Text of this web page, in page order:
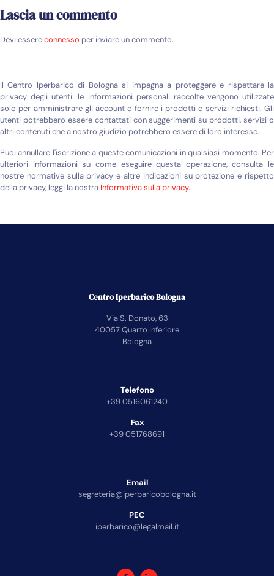
Lascia un commento
Devi essereconnesso per inviare un commento.
Il Centro Iperbarico di Bologna si impegna a proteggere e rispettare la
privacy degli utenti: le informazioni personali raccolte vengono utilizzate
solo per amministrare gli account e fornire i prodotti e servizi richiesti. Gli
utenti potrebbero essere contattati con suggerimenti su prodotti, servizi o
altri contenuti che a nostro giudizio potrebbero essere di loro interesse.
Puoi annullare l'iscrizione a queste comunicazioni in qualsiasi momento. Per
ulteriori informazioni su come eseguire questa operazione, consulta le
nostre normative sulla privacy e altre indicazioni su protezione e rispetto
della privacy, leggi la nostra Informativa sulla privacy.
Centro Iperbarico Bologna
Via S. Donato, 63
40057 Quarto Inferiore
Bologna
Telefono
+39 0516061240
Fax
+39 051768691
Email
segreteria@iperbaricobologna.it
PEC
iperbarico@legalmail.it